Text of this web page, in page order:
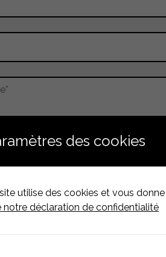
de recevoir des offres et
des cookies
utilise des cookies et vous
notre déclaration de confidentialité